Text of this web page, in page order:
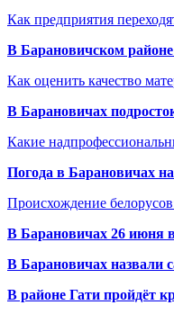
Как предприятия
В Барановичском
Как оценить качество
В Барановичах
Какие
Погода в Барановичах
Происхождение
В Барановичах 26 июня
В Барановичах назвали
В районе Гати пройдёт